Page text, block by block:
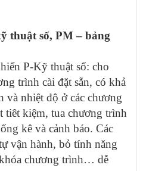
thuật số, PM – bảng
P-Kỹ thuật số: cho
trình cài đặt sẵn, có khả
và nhiệt độ ở các chương
kiệm, tua chương trình
kê và cảnh báo. Các
vận hành, bỏ tính năng
chương trình… dễ